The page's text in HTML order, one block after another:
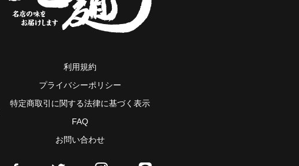
利用規約
プライバシーポリシー
特定商取引に関する法律に基づく表示
FAQ
お問い合わせ